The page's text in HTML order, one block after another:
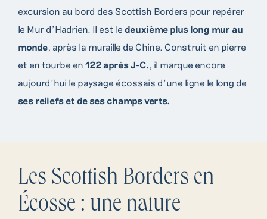
excursion au bord des Scottish Borders pour repérer
le Mur d’Hadrien. Il est le deuxième plus long mur au
monde, après la muraille de Chine. Construit en pierre
et en tourbe en 122 après J-C., il marque encore
aujourd’hui le paysage écossais d’une ligne le long de
ses reliefs et de ses champs verts.
Les Scottish Borders en
Écosse : une nature